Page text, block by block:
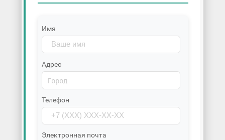
Имя
Адрес
Телефон
Электронная почта